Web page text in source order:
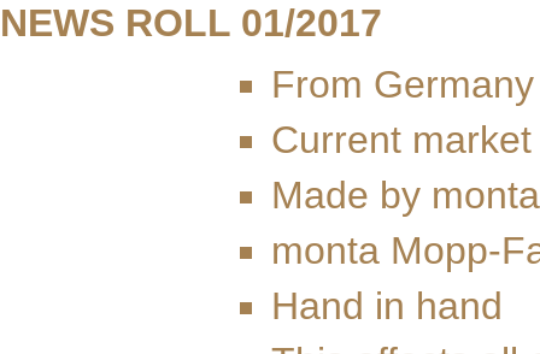
NEWS ROLL 01/2017
From
Current
Made by
monta Mopp-
Hand in hand